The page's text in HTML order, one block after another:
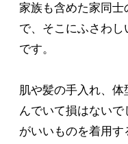
家族も含めた家同
で、そこにふさわ
です。
肌や髪の手入れ、
んでいて損はない
がいいものを着用